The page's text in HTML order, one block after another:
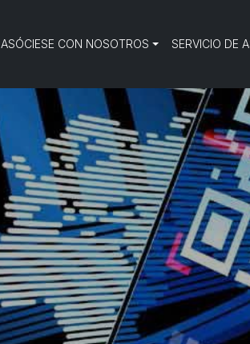
ASÓCIESE CON NOSOTROS SERVICIO DE